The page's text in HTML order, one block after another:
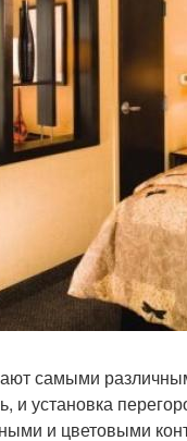
самыми
и установка
и цветовыми